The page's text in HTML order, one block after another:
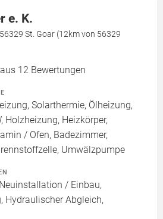
e. K.
St. Goar (12km von 56329
12 Bewertungen
Solarthermie, Ölheizung,
Holzheizung, Heizkörper,
/ Ofen, Badezimmer,
Umwälzpumpe
/ Einbau,
Hydraulischer Abgleich,